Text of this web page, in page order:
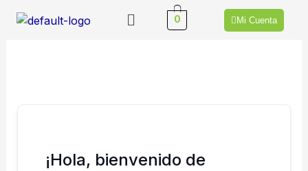
Menú 0 Mi Cuenta
¡Hola, bienvenido de